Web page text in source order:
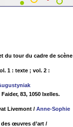
du tour du cadre de scène
1 : texte ; vol. 2 :
83, 1050 Ixelles.
Livemont / Anne-Sophie
œuvres d’art /